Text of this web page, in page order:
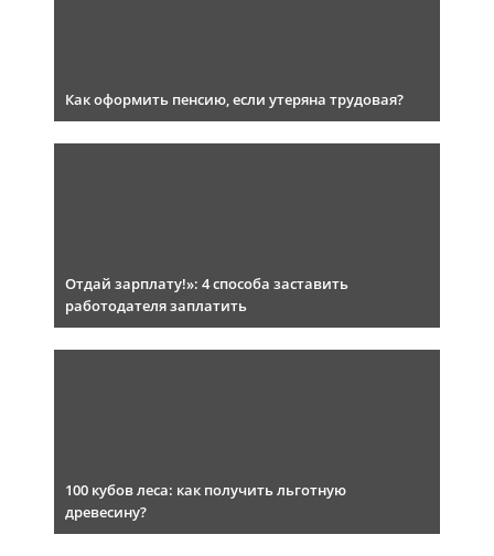
Как оформить пенсию, если утеряна трудовая?
Отдай зарплату!»: 4 способа заставить
работодателя заплатить
100 кубов леса: как получить льготную
древесину?